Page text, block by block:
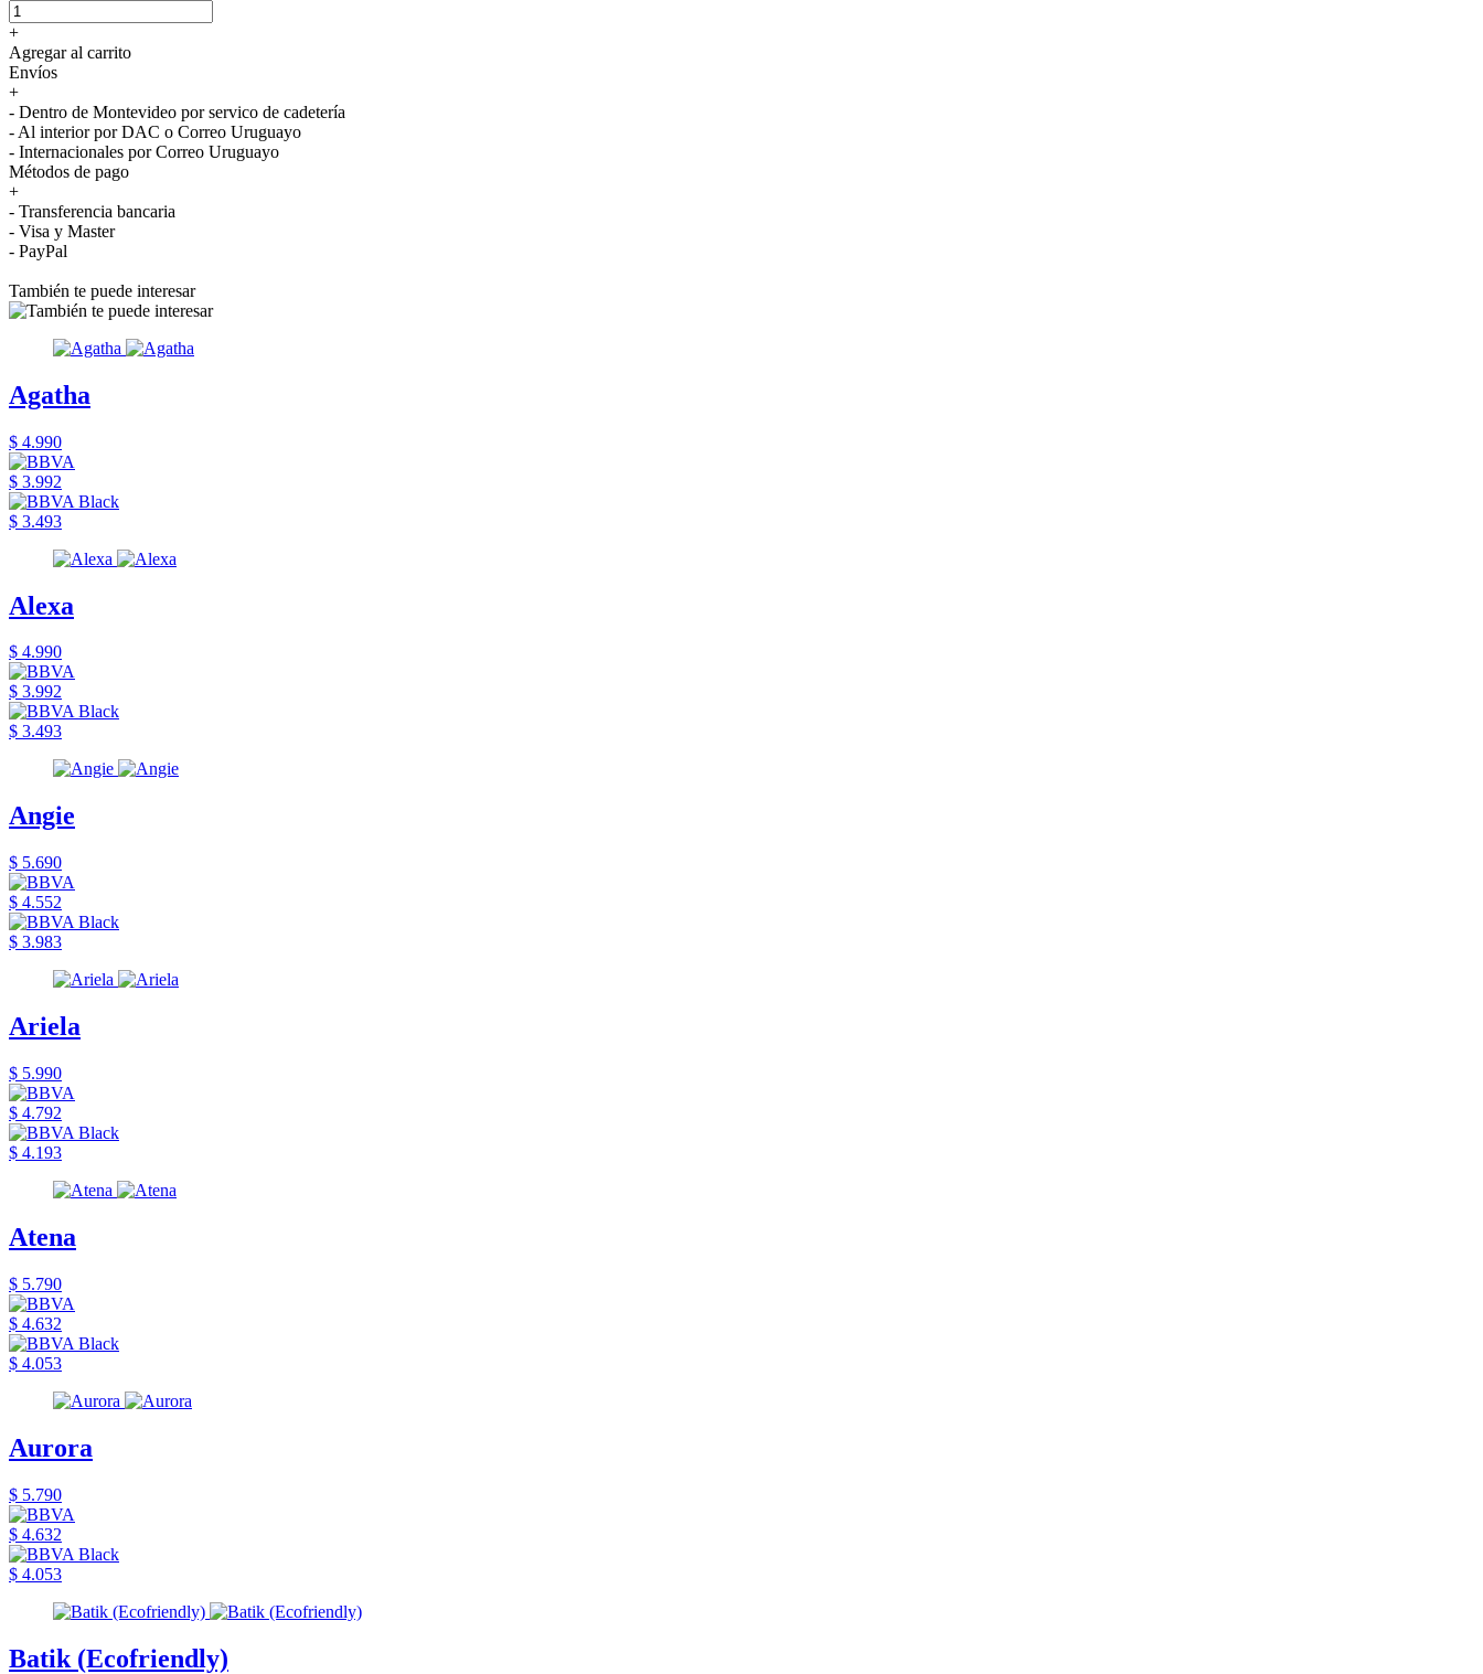
+
Agregar al carrito
Envíos
+
- Dentro de Montevideo por servico de cadetería
- Al interior por DAC o Correo Uruguayo
- Internacionales por Correo Uruguayo
Métodos de pago
+
- Transferencia bancaria
- Visa y Master
- PayPal
También te puede interesar
Agatha
$ 4.990
$ 3.992
$ 3.493
Alexa
$ 4.990
$ 3.992
$ 3.493
Angie
$ 5.690
$ 4.552
$ 3.983
Ariela
$ 5.990
$ 4.792
$ 4.193
Atena
$ 5.790
$ 4.632
$ 4.053
Aurora
$ 5.790
$ 4.632
$ 4.053
Batik (Ecofriendly)